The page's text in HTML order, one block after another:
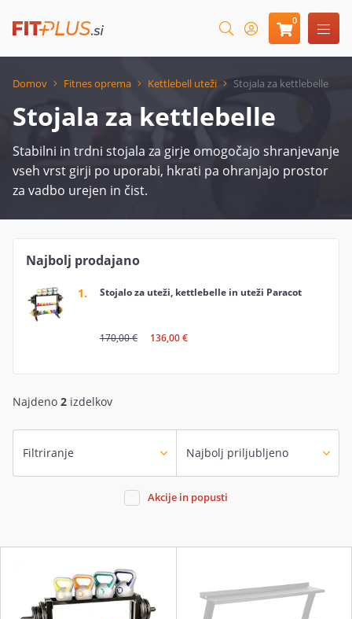
0
Domov Fitnes oprema Kettlebell uteži Stojala za kettlebelle
Stojala za kettlebelle
Stabilni in trdni stojala za girje omogočajo shranjevanje
vseh vrst girji po uporabi, hkrati pa ohranjajo prostor
za vadbo urejen in čist.
Najbolj prodajano
1. Stojalo za uteži, kettlebelle in uteži Paracot
170,00 € 136,00 €
Najdeno 2 izdelkov
Filtriranje
Akcije in popusti